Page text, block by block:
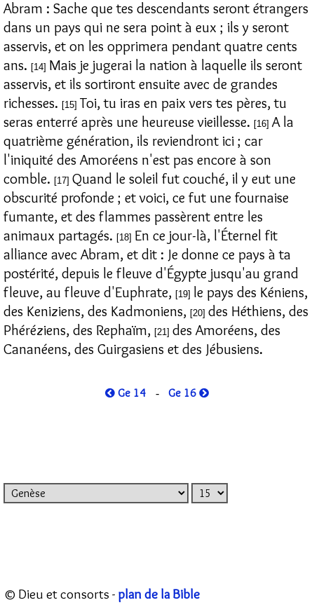
Abram : Sache que tes descendants seront étrangers
dans un pays qui ne sera point à eux ; ils y seront
asservis, et on les opprimera pendant quatre cents
ans. [14] Mais je jugerai la nation à laquelle ils seront
asservis, et ils sortiront ensuite avec de grandes
richesses. [15] Toi, tu iras en paix vers tes pères, tu
seras enterré après une heureuse vieillesse. [16] A la
quatrième génération, ils reviendront ici ; car
l'iniquité des Amoréens n'est pas encore à son
comble. [17] Quand le soleil fut couché, il y eut une
obscurité profonde ; et voici, ce fut une fournaise
fumante, et des flammes passèrent entre les
animaux partagés. [18] En ce jour-là, l'Éternel fit
alliance avec Abram, et dit : Je donne ce pays à ta
postérité, depuis le fleuve d'Égypte jusqu'au grand
fleuve, au fleuve d'Euphrate, [19] le pays des Kéniens,
des Keniziens, des Kadmoniens, [20] des Héthiens, des
Phéréziens, des Rephaïm, [21] des Amoréens, des
Cananéens, des Guirgasiens et des Jébusiens.
Ge 14 - Ge 16
© Dieu et consorts - plan de la Bible